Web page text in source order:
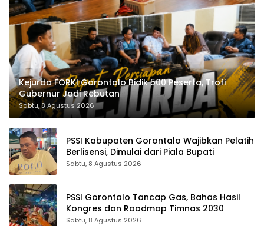
Kejurda FORKI Gorontalo Bidik 500 Peserta, Trofi
Gubernur Jadi Rebutan
Sabtu, 8 Agustus 2026
PSSI Kabupaten Gorontalo Wajibkan Pelatih
Berlisensi, Dimulai dari Piala Bupati
Sabtu, 8 Agustus 2026
PSSI Gorontalo Tancap Gas, Bahas Hasil
Kongres dan Roadmap Timnas 2030
Sabtu, 8 Agustus 2026